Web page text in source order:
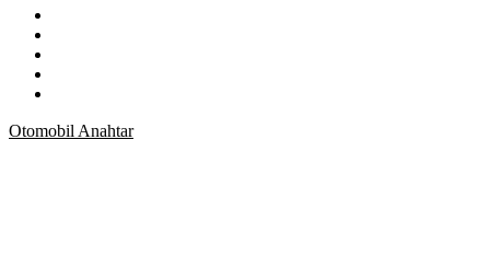
Otomobil Anahtar